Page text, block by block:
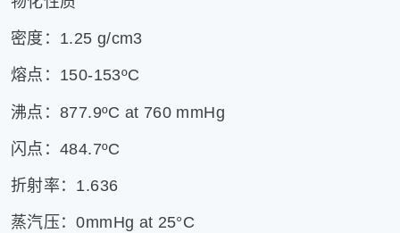
密度：1.25 g/cm3
熔点：150-153ºC
沸点：877.9ºC at 760 mmHg
闪点：484.7ºC
折射率：1.636
蒸汽压：0mmHg at 25°C